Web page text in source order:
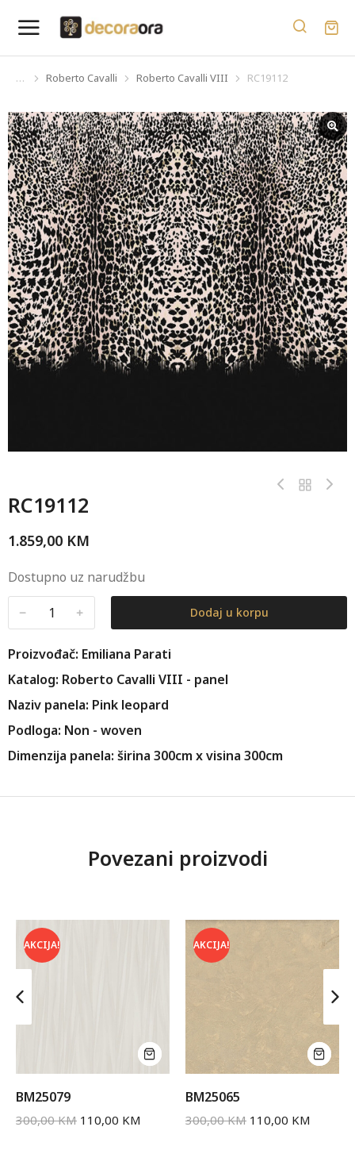
You are here:
Roberto Cavalli Roberto Cavalli VIII RC19112
RC19112
1.859,00 KM
Dostupno uz narudžbu
﹣ ﹢ Dodaj u korpu
Proizvođač: Emiliana Parati
Katalog: Roberto Cavalli VIII - panel
Naziv panela: Pink leopard
Podloga: Non - woven
Dimenzija panela: širina 300cm x visina 300cm
Povezani proizvodi
AKCIJA!
BM25079
300,00KM 110,00 KM
AKCIJA!
BM25065
300,00KM 110,00 KM